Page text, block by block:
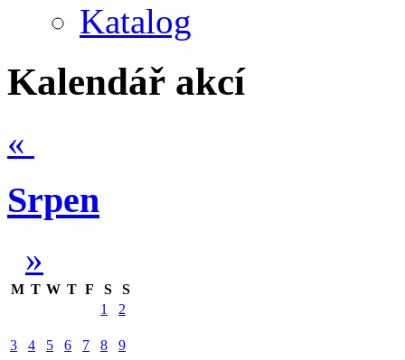
Katalog
Kalendář akcí
«
Srpen
»
M T W T F S
S
1
2
3 4 5 6 7 8 9